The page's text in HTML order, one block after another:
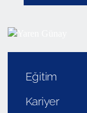
Eğitim
Kariyer